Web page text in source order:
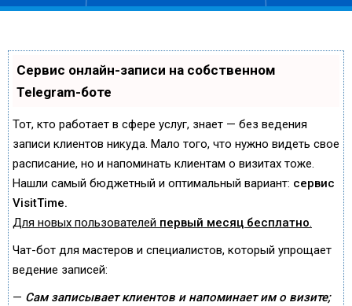
Сервис онлайн-записи на собственном
Telegram-боте
Тот, кто работает в сфере услуг, знает — без ведения
записи клиентов никуда. Мало того, что нужно видеть свое
расписание, но и напоминать клиентам о визитах тоже.
Нашли самый бюджетный и оптимальный вариант: сервис
VisitTime.
Для новых пользователей первый месяц бесплатно.
Чат-бот для мастеров и специалистов, который упрощает
ведение записей:
— Сам записывает клиентов и напоминает им о визите;